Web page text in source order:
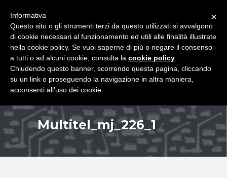
Multitel_mj_226_1
×
Informativa
Questo sito o gli strumenti terzi da questo utilizzati si avvalgono
di cookie necessari al funzionamento ed utili alle finalità illustrate
nella cookie policy. Se vuoi saperne di più o negare il consenso
a tutti o ad alcuni cookie, consulta la cookie policy
Chiudendo questo banner, scorrendo questa pagina, cliccando
su un link o proseguendo la navigazione in altra maniera,
acconsenti all’uso dei cookie.